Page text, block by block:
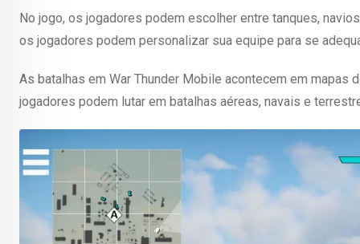
No jogo, os jogadores podem escolher entre tanques,
os jogadores podem personalizar sua equipe para se
As batalhas em War Thunder Mobile acontecem em
jogadores podem lutar em batalhas aéreas, navais e